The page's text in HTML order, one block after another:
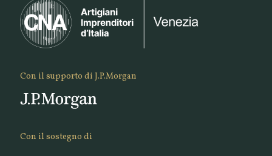
Con il supporto di J.P.Morgan
Con il sostegno di